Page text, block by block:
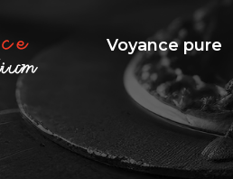
Voyance pure